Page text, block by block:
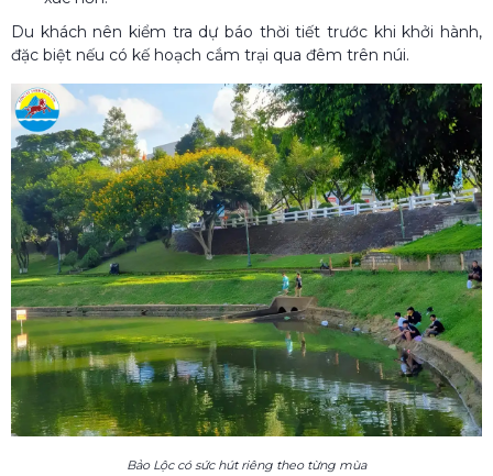
Du khách nên kiểm tra dự báo thời tiết trước khi khởi hành,
đặc biệt nếu có kế hoạch cắm trại qua đêm trên núi.
Bảo Lộc có sức hút riêng theo từng mùa